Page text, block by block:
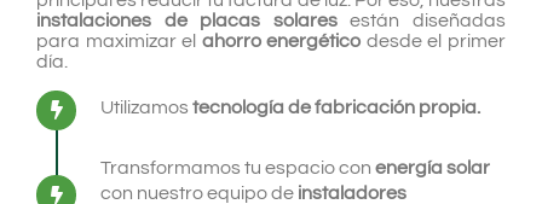
instalaciones de placas solaresestán diseñadas
para maximizar el ahorro energético desde el primer
día.
Utilizamos tecnología de fabricación propia.
Transformamos tu espacio con energía solar
con nuestro equipo de instaladores